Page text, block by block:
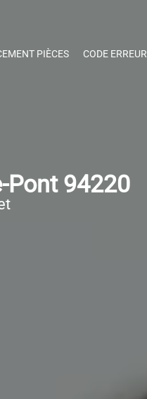
PIÈCES CODE ERREUR
Pont 94220